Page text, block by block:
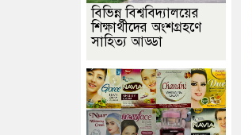
বিভিন্ন বিশ্ববিদ্যালয়ের
শিক্ষার্থীদের অংশগ্রহণে
সাহিত্য আড্ডা